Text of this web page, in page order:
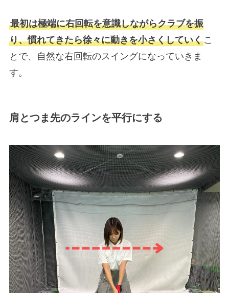
最初は極端に右回転を意識しながらクラブを振
り、慣れてきたら徐々に動きを小さくしていくこ
とで、自然な右回転のスイングになっていきま
す。
肩とつま先のラインを平行にする